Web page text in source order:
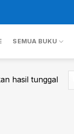
SEMUA BUKU
hasil tunggal